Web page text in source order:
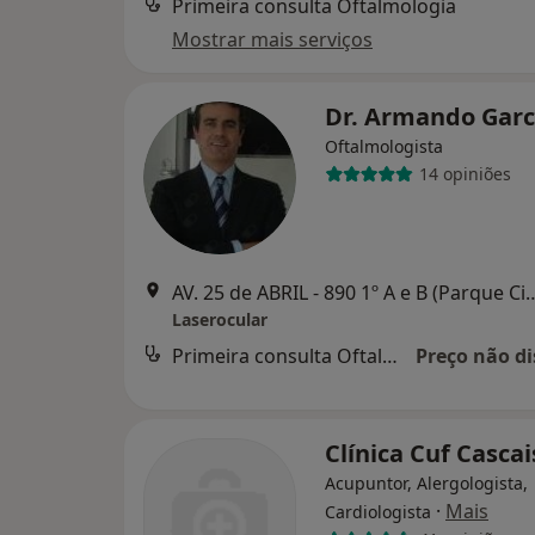
Primeira consulta Oftalmologia
Mostrar mais serviços
Dr. Armando
Oftalmologista
14 opiniões
AV. 25 de ABRIL -
Laserocular
Primeira consulta Oftalmologia Preço não
Clínica Cuf
Acupuntor, Alergologista,
Cardiologista · Mais